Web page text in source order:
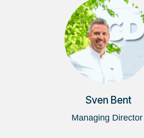
Sven Bent
Managing Director